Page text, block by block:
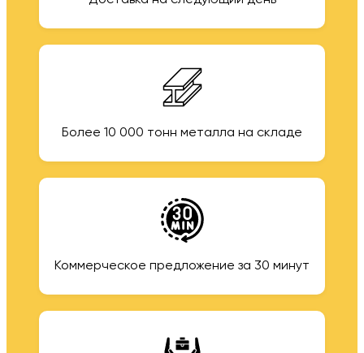
Более 10 000 тонн металла на складе
Коммерческое предложение за 30 минут